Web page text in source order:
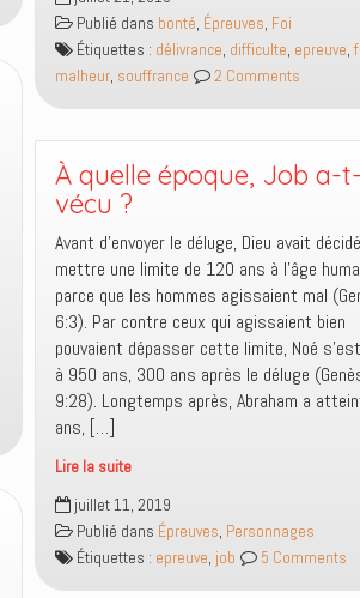
choix
ne
se
limitent
à
ce
que
tu
vois,
ils
touchent
aussi
à
ce
que
tu
crois
Publié dans bonté, Épreuves, Foi
Étiquettes : délivrance, difficulte, epreuve,
malheur, souffrance 2 Comments
À quelle époque, Job a-
vécu ?
Avant d’envoyer le déluge, Dieu avait
mettre une limite de 120 ans à l’âge
parce que les hommes agissaient mal
6:3). Par contre ceux qui agissaient bien
pouvaient dépasser cette limite, Noé
à 950 ans, 300 ans après le déluge
9:28). Longtemps après, Abraham a
ans, […]
Lire la suite
À
quelle
époque,
Job
juillet 11, 2019
Publié dans Épreuves, Personnages
Étiquettes : epreuve, job 5 Comments